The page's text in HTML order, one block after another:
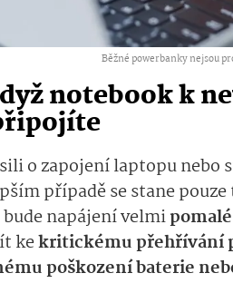
Běžné powerbanky nejsou
notebook k
o zapojení laptopu nebo
případě se stane pouze
bude napájení velmipomalé
kekritickému přehřívání
poškození baterie